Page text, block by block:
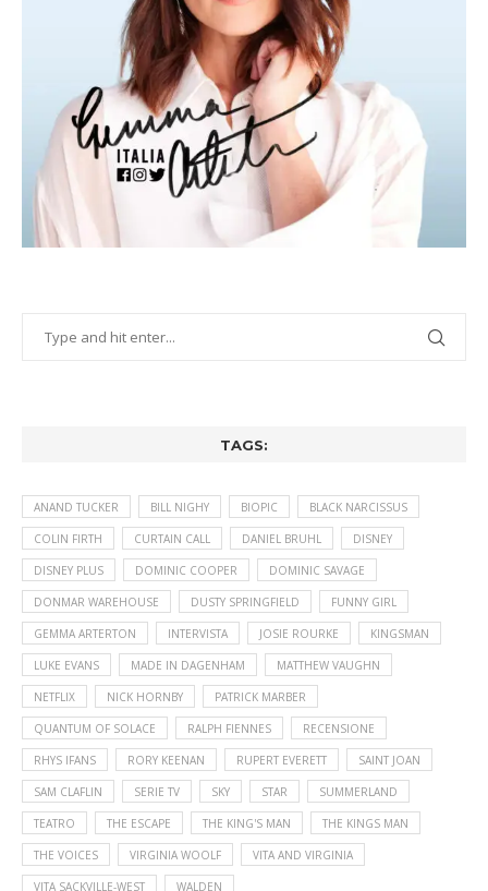
TAGS:
ANAND TUCKER BILL NIGHY BIOPIC BLACK NARCISSUS
COLIN FIRTH CURTAIN CALL DANIEL BRUHL DISNEY
DISNEY PLUS DOMINIC COOPER DOMINIC SAVAGE
DONMAR WAREHOUSE DUSTY SPRINGFIELD FUNNY GIRL
GEMMA ARTERTON INTERVISTA JOSIE ROURKE KINGSMAN
LUKE EVANS MADE IN DAGENHAM MATTHEW VAUGHN
NETFLIX NICK HORNBY PATRICK MARBER
QUANTUM OF SOLACE RALPH FIENNES RECENSIONE
RHYS IFANS RORY KEENAN RUPERT EVERETT SAINT JOAN
SAM CLAFLIN SERIE TV SKY STAR SUMMERLAND
TEATRO THE ESCAPE THE KING'S MAN THE KINGS MAN
THE VOICES VIRGINIA WOOLF VITA AND VIRGINIA
VITA SACKVILLE-WEST WALDEN